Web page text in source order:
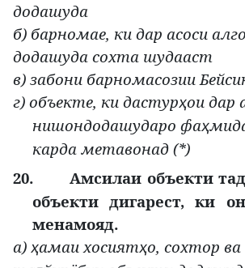
додашуда
б) барномае, ки дар асоси
додашуда сохта шудааст
в) забони барномасозии
г) объекте, ки дастурҳои дар
нишондодашударо фаҳ
карда метавонад (*)
20.
Амсилаи объекти тад
объекти дигарест, ки
менамояд.
а) ҳамаи хосиятҳо, сохтор